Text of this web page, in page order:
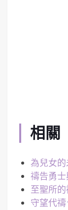
相關
為兒女
禱告勇士
至聖所
守望代禱